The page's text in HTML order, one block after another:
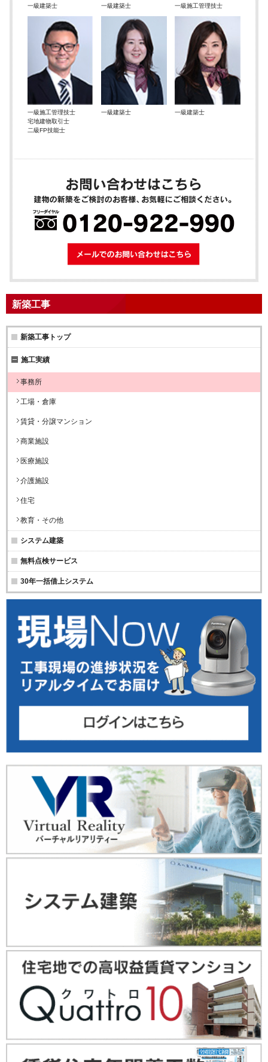
一級建築士 一級建築士 一級施工管理技士
一級施工管理技士
宅地建物取引士
二級FP技能士
一級建築士 一級建築士
メールでのお
新築工事
新築工事トップ
施工実績
事務所
工場・倉庫
賃貸・分譲マンション
商業施設
医療施設
介護施設
住宅
教育・その他
システム建築
無料点検サービス
30年一括借上システム